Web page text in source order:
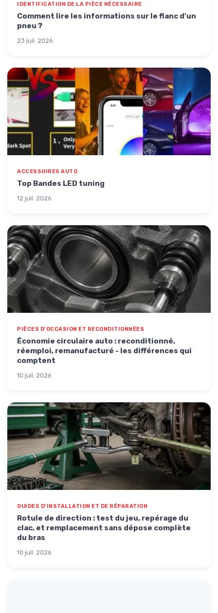
IDENTIFICATION DE LA PIÈCE NÉCESSAIRE
Comment lire les informations sur le flanc d'un
pneu ?
23 juil. 2026
ACCESSOIRES AUTO
Top Bandes LED tuning
12 juil. 2026
PIÈCES D'OCCASION ET RECONDITIONNÉES
Économie circulaire auto : reconditionné,
réemploi, remanufacturé - les différences qui
comptent
10 juil. 2026
GUIDES D'INSTALLATION ET DE RÉPARATION
Rotule de direction : test du jeu, repérage du
clac, et remplacement sans dépose complète
du bras
10 juil. 2026